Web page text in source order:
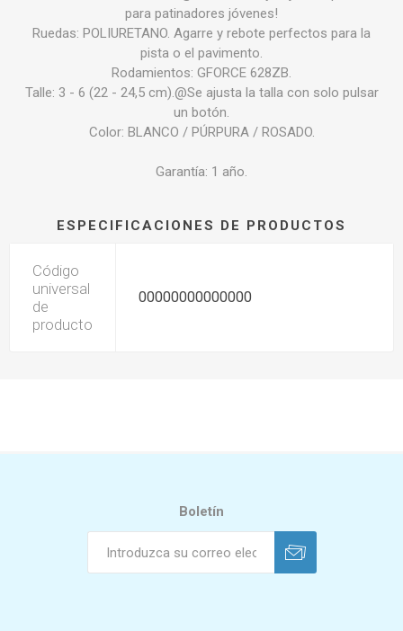
para patinadores jóvenes!
Ruedas: POLIURETANO. Agarre y rebote perfectos para la
pista o el pavimento.
Rodamientos: GFORCE 628ZB.
Talle: 3 - 6 (22 - 24,5 cm).@Se ajusta la talla con solo pulsar
un botón.
Color: BLANCO / PÚRPURA / ROSADO.
Garantía: 1 año.
ESPECIFICACIONES DE PRODUCTOS
Código
universal
de
producto
00000000000000
Boletín